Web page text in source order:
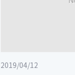
2019/04/12